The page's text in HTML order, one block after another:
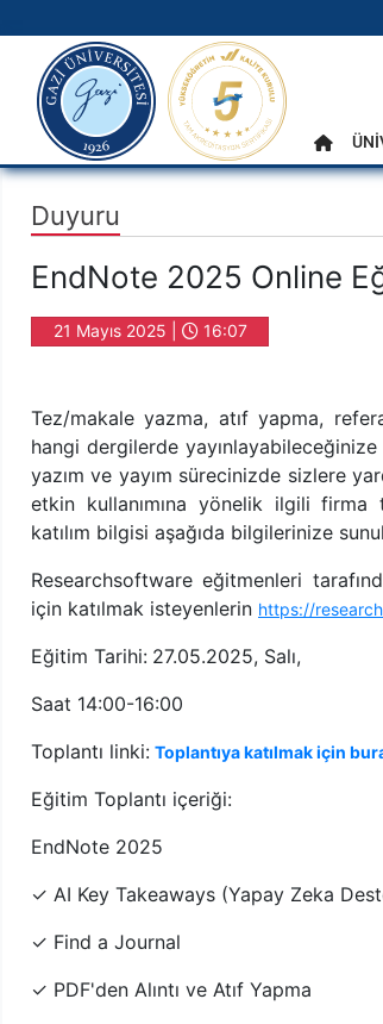
Ana Menü
gazi.edu.tr
Duyuru
EndNote 2025 Online
21 Mayıs 2025 | 16:07
Tez/makale yazma, atıf yapma,
hangi dergilerde
yazım ve yayım sürecinizde sizlere
etkin kullanımına yönelik ilgili firma
katılım bilgisi aşağıda bilgilerinize
Researchsoftware eğitmenleri
için katılmak isteyenlerin https://
Eğitim Tarihi: 27.05.2025, Salı,
Saat 14:00-16:00
Toplantı linki: Toplantıya katılmak için
Eğitim Toplantı içeriği:
EndNote 2025
✓ AI Key Takeaways (Yapay Zeka
✓ Find a Journal
✓ PDF'den Alıntı ve Atıf Yapma